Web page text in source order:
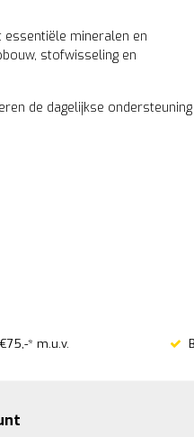
mineralen en
stofwisseling en
de dagelijkse ondersteuning
* m.u.v.